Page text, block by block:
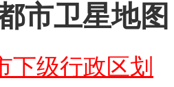
市卫星地
下级行政区划